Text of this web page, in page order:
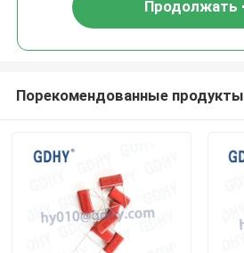
Продолжать
Порекомендованные продукты